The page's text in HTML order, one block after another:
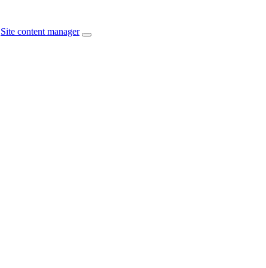
Site content manager